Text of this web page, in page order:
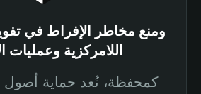
ومنع مخاطر الإفراط في
اللامركزية وعمليات
كمحفظة، تُعد حماية أصول